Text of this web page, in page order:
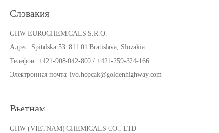
Словакия
GHW EUROCHEMICALS S.R.O.
Адрес: Spitalska 53, 811 01 Bratislava, Slovakia
Телефон: +421-908-042-800 / +421-259-324-166
Электронная почта: ivo.hopcak@goldenhighway.com
Вьетнам
GHW (VIETNAM) CHEMICALS CO., LTD